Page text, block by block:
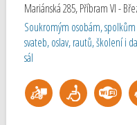
Mariánská 285, Příbram VI -
Soukromým osobám,
svateb, oslav, rautů, školení i
sál